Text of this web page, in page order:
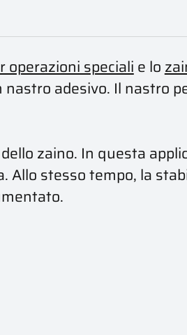
operazioni speciali e lo
adesivo. Il nastro
zaino. In questa
Allo stesso tempo, la